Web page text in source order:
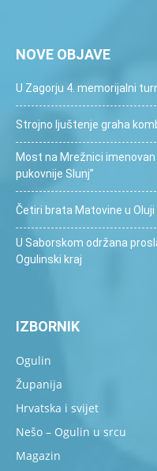
NOVE OBJAVE
U Zagorju 4. memorijalni
Strojno ljuštenje graha
Most na Mrežnici
pukovnije Slunj”
Četiri brata Matovine u Oluji
U Saborskom održana
Ogulinski kraj
IZBORNIK
Ogulin
Županija
Hrvatska i svijet
Nešo – Ogulin u srcu
Magazin